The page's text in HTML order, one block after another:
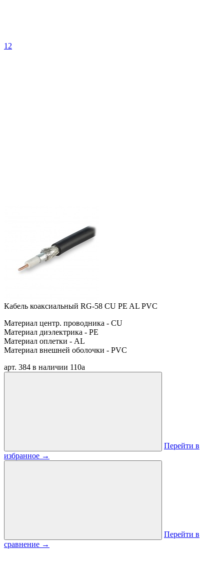
1 2
Кабель коаксиальный RG-58 CU PE AL PVC
Материал центр. проводника - CU
Материал диэлектрика - PE
Материал оплетки - AL
Материал внешней оболочки - PVC
арт. 384 в наличии 110a
Перейти в
избранное →
Перейти в
сравнение →